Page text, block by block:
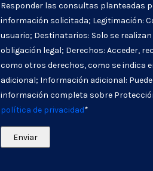
Responder las consultas planteadas
información solicitada; Legitimación:
usuario; Destinatarios: Solo se
obligación legal; Derechos: Acceder,
como otros derechos, como se indica
adicional; Información adicional:
información completa sobre
política de privacidad*